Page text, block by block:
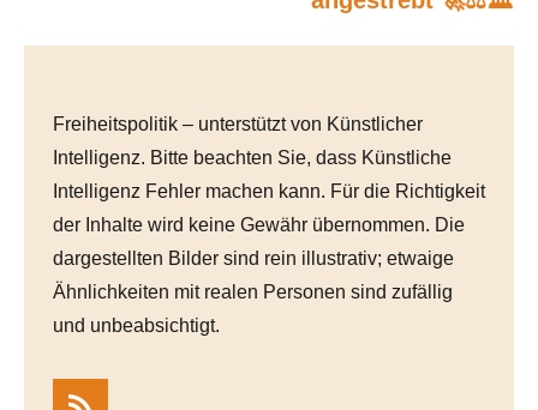
Freiheitspolitik – unterstützt von Künstlicher
Intelligenz. Bitte beachten Sie, dass Künstliche
Intelligenz Fehler machen kann. Für die Richtigkeit
der Inhalte wird keine Gewähr übernommen. Die
dargestellten Bilder sind rein illustrativ; etwaige
Ähnlichkeiten mit realen Personen sind zufällig
und unbeabsichtigt.